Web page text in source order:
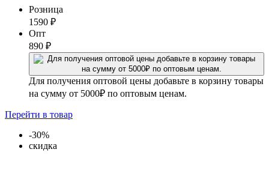
Розница
1590 ₽
Опт
890 ₽
Для получения оптовой цены добавьте в корзину товары
на сумму от 5000₽ по оптовым ценам.
Перейти в товар
-30%
скидка